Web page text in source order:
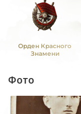
Орден Красного
Знамени
Фото